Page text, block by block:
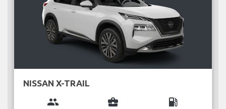
NISSAN X-TRAIL
group business_center local_gas_station